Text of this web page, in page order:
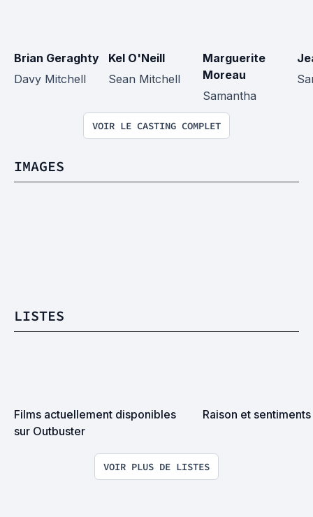
Brian Geraghty
Davy Mitchell
Kel O'Neill
Sean Mitchell
Marguerite
Moreau
Samantha
VOIR LE CASTING COMPLET
IMAGES
LISTES
Films actuellement disponibles
sur Outbuster
Raison et sentiments
VOIR PLUS DE LISTES